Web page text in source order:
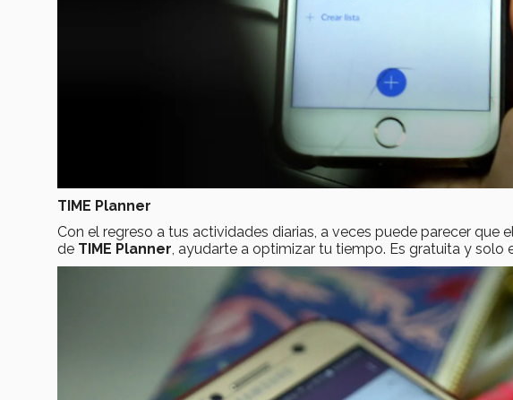
TIME Planner
Con el regreso a tus actividades diarias, a veces puede parecer que
de TIME Planner, ayudarte a optimizar tu tiempo. Es gratuita y solo